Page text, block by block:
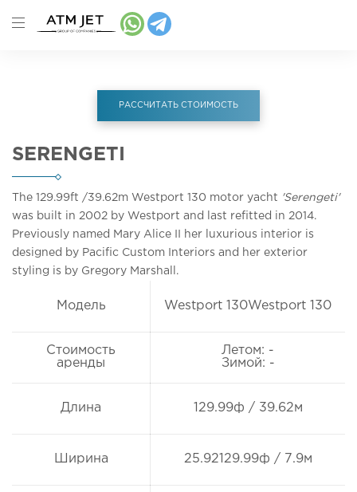
РАССЧИТАТЬ СТОИМОСТЬ
SERENGETI
The 129.99ft /39.62m Westport 130 motor yacht 'Serengeti'
was built in 2002 by Westport and last refitted in 2014.
Previously named Mary Alice II her luxurious interior is
designed by Pacific Custom Interiors and her exterior
styling is by Gregory Marshall.
Модель Westport 130Westport 130
Стоимость
аренды
Летом: -
Зимой: -
Длина 129.99ф / 39.62м
Ширина 25.92129.99ф / 7.9м